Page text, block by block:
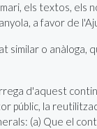
els textos, els
a favor de
similar o
d'aquest
públic, la
(a) Que el